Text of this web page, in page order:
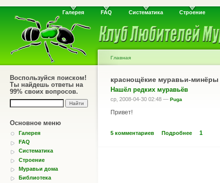
Галерея FAQ Систематика Строение
Воспользуйся поиском!
Ты найдешь ответы на
99% своих вопросов.
Основное меню
Галерея
FAQ
Систематика
Строение
Муравьи дома
Библиотека
Главная
краснощёкие муравьи-минёры
Нашёл редких муравьёв
ср, 2008-04-30 02:48 — Puga
Привет!
5 комментариев Подробнее 1